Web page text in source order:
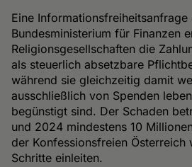
Eine
Bundesministerium für Finanzen
Religionsgesellschaften die
als steuerlich absetzbare
während sie gleichzeitig damit
ausschließlich von Spenden
begünstigt sind. Der Schaden
und 2024 mindestens 10
der Konfessionsfreien Österreich
Schritte einleiten.